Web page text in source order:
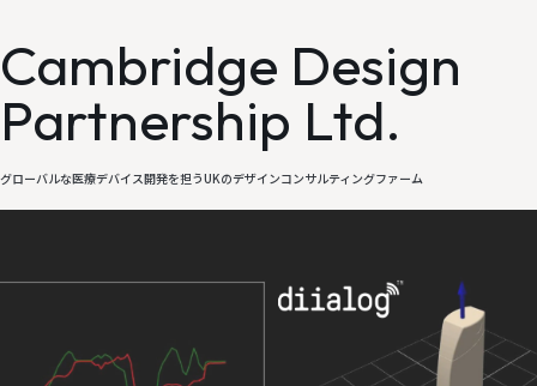
Cambridge Design
Partnership Ltd.
グローバルな医療デバイス開発を担うUKのデザインコンサルティングファーム